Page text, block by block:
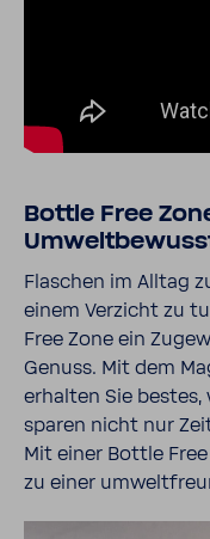
Bottle Free
Flaschen im Alltag
einem Verzicht zu
Free Zone ein
Genuss. Mit dem
erhalten Sie bestes,
sparen nicht nur
Mit einer Bottle
zu einer